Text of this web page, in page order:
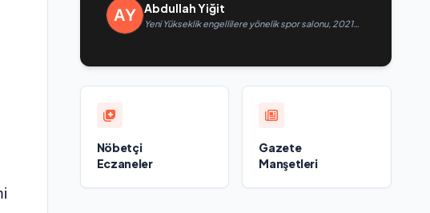
Abdullah Yiğit
Yeni Yükseklik engellilere yönelik spor salonu, 2021
Nöbetçi
Eczaneler
Gazete
Manşetleri